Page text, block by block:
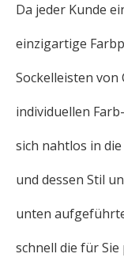
Da jeder Kunde
einzigartige
Sockelleisten von
individuellen
sich nahtlos in
und dessen Stil
unten
schnell die für